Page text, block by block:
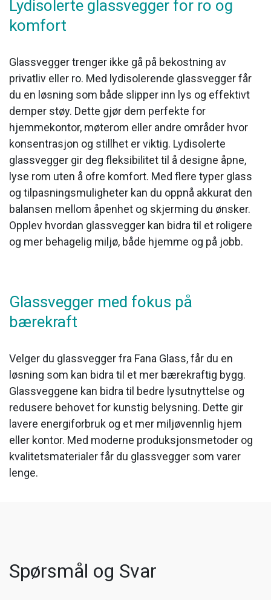
Lydisolerte glassvegger for ro og
komfort
Glassvegger trenger ikke gå på bekostning av
privatliv eller ro. Med lydisolerende glassvegger får
du en løsning som både slipper inn lys og effektivt
demper støy. Dette gjør dem perfekte for
hjemmekontor, møterom eller andre områder hvor
konsentrasjon og stillhet er viktig. Lydisolerte
glassvegger gir deg fleksibilitet til å designe åpne,
lyse rom uten å ofre komfort. Med flere typer glass
og tilpasningsmuligheter kan du oppnå akkurat den
balansen mellom åpenhet og skjerming du ønsker.
Opplev hvordan glassvegger kan bidra til et roligere
og mer behagelig miljø, både hjemme og på jobb.
Glassvegger med fokus på
bærekraft
Velger du glassvegger fra Fana Glass, får du en
løsning som kan bidra til et mer bærekraftig bygg.
Glassveggene kan bidra til bedre lysutnyttelse og
redusere behovet for kunstig belysning. Dette gir
lavere energiforbruk og et mer miljøvennlig hjem
eller kontor. Med moderne produksjonsmetoder og
kvalitetsmaterialer får du glassvegger som varer
lenge.
Spørsmål og Svar